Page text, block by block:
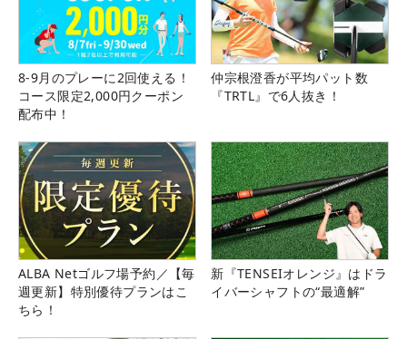
8-9月のプレーに2回使える！
コース限定2,000円クーポン
配布中！
仲宗根澄香が平均パット数
『TRTL』で6人抜き！
ALBA Netゴルフ場予約／【毎
週更新】特別優待プランはこ
ちら！
新『TENSEIオレンジ』はドラ
イバーシャフトの“最適解”